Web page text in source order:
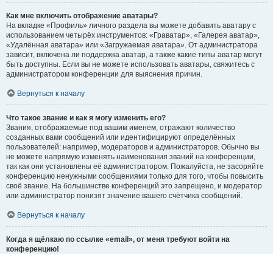
Как мне включить отображение аватары?
На вкладке «Профиль» личного раздела вы можете добавить аватару с
использованием четырёх инструментов: «Граватар», «Галерея аватар»,
«Удалённая аватара» или «Загружаемая аватара». От администратора
зависит, включена ли поддержка аватар, а также какие типы аватар могут
быть доступны. Если вы не можете использовать аватары, свяжитесь с
администратором конференции для выяснения причин.
Вернуться к началу
Что такое звание и как я могу изменить его?
Звания, отображаемые под вашим именем, отражают количество
созданных вами сообщений или идентифицируют определённых
пользователей: например, модераторов и администраторов. Обычно вы
не можете напрямую изменять наименования званий на конференции,
так как они установлены её администратором. Пожалуйста, не засоряйте
конференцию ненужными сообщениями только для того, чтобы повысить
своё звание. На большинстве конференций это запрещено, и модератор
или администратор понизят значение вашего счётчика сообщений.
Вернуться к началу
Когда я щёлкаю по ссылке «email», от меня требуют войти на
конференцию!